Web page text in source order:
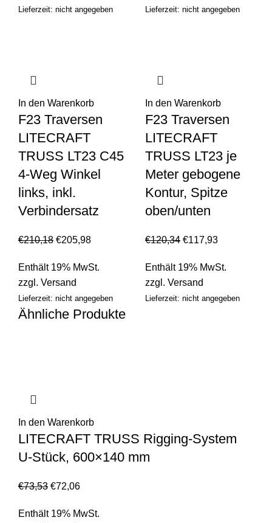
Lieferzeit: nicht angegeben Lieferzeit: nicht angegeben
In den Warenkorb
F23 Traversen
LITECRAFT
TRUSS LT23 C45
4-Weg Winkel
links, inkl.
Verbindersatz
€210,18 €205,98
Enthält 19% MwSt.
zzgl. Versand
Lieferzeit: nicht angegeben
In den Warenkorb
F23 Traversen
LITECRAFT
TRUSS LT23 je
Meter gebogene
Kontur, Spitze
oben/unten
€120,34 €117,93
Enthält 19% MwSt.
zzgl. Versand
Lieferzeit: nicht angegeben
Ähnliche Produkte
In den Warenkorb
LITECRAFT TRUSS Rigging-System
U-Stück, 600×140 mm
€73,53 €72,06
Enthält 19% MwSt.